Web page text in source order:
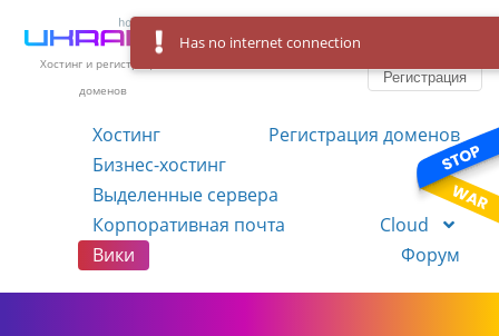
Хостинг и регистрация
доменов
Регистрация
Хостинг
Регистрация доменов
Бизнес-хостинг
VPS
Выделенные сервера
Корпоративная почта
Cloud
Вики
Форум
Has no internet connection